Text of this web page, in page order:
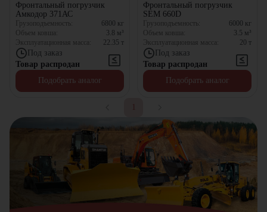
Фронтальный погрузчик
Амкодор 371АС
Грузоподъемность: 6800 кг
Объем ковша:
3.8 м³
Эксплуатационная масса:
22.35 т
Под заказ
Товар распродан
Подобрать аналог
Фронтальный погрузчик
SEM 660D
Грузоподъемность: 6000 кг
Объем ковша:
3.5 м³
Эксплуатационная масса:
20 т
Под заказ
Товар распродан
Подобрать аналог